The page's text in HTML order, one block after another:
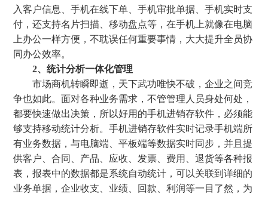
入客户信息、手机在线下单、手机审批单据、手机实时支
付，还支持名片扫描、移动盘点等，在手机上就像在电脑
上办公一样方便，不耽误任何重要事情，大大提升全员协
同办公效率。
2、统计分析一体化管理
市场商机转瞬即逝，天下武功唯快不破，企业之间竞
争也如此。面对各种业务需求，不管管理人员身处何处，
都要快速做出决策，所以好用的手机进销存软件，必须能
够支持移动统计分析。手机进销存软件实时记录手机端所
有业务数据，与电脑端、平板端等数据实时同步，并且提
供客户、合同、产品、应收、发票、费用、退货等各种报
表，报表中的数据都是系统自动统计，可以关联到详细的
业务单据，企业收支、业绩、回款、利润等一目了然，为